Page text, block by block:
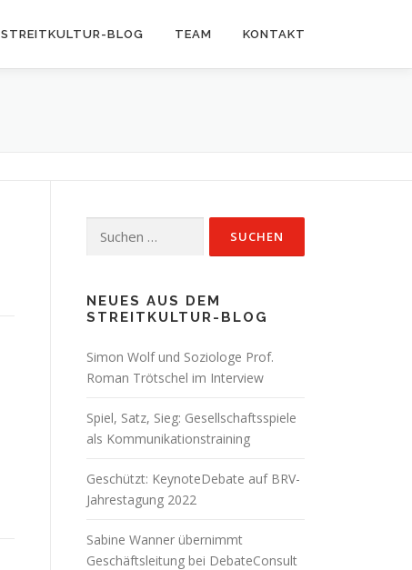
STREITKULTUR-BLOG TEAM KONTAKT
nach:
NEUES AUS DEM
STREITKULTUR-BLOG
Simon Wolf und Soziologe Prof.
Roman Trötschel im Interview
Spiel, Satz, Sieg: Gesellschaftsspiele
als Kommunikationstraining
Geschützt: KeynoteDebate auf BRV-
Jahrestagung 2022
Sabine Wanner übernimmt
Geschäftsleitung bei DebateConsult